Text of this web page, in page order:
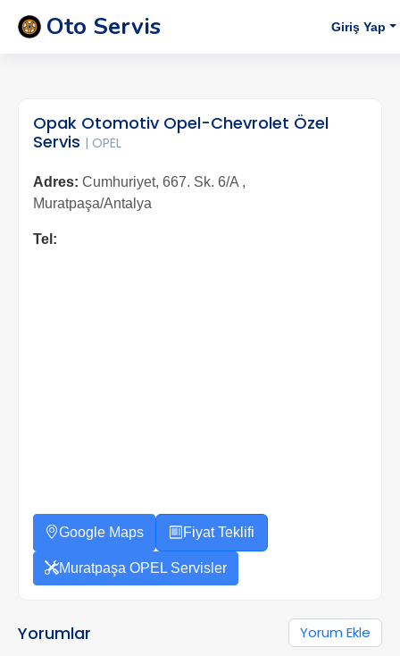
Oto Servis Giriş Yap
Opak Otomotiv Opel-Chevrolet Özel
Servis | OPEL
Adres: Cumhuriyet, 667. Sk. 6/A ,
Muratpaşa/Antalya
Tel:
Google Maps Fiyat Teklifi
Muratpaşa OPEL Servisler
Yorumlar Yorum Ekle